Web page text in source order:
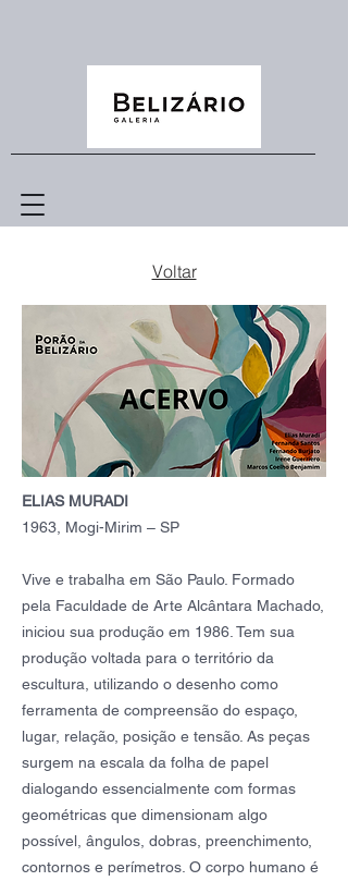
Voltar
ELIAS MURADI
​1963, Mogi-Mirim – SP
Vive e trabalha em São Paulo. Formado
pela Faculdade de Arte Alcântara Machado,
iniciou sua produção em 1986. Tem sua
produção voltada para o território da
escultura, utilizando o desenho como
ferramenta de compreensão do espaço,
lugar, relação, posição e tensão. As peças
surgem na escala da folha de papel
dialogando essencialmente com formas
geométricas que dimensionam algo
possível, ângulos, dobras, preenchimento,
contornos e perímetros. O corpo humano é